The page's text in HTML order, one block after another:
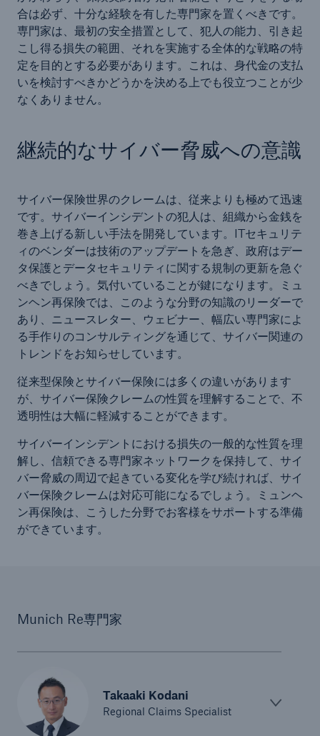
合は必ず、十分な経験を有した専門家を置くべきです。
専門家は、最初の安全措置として、犯人の能力、引き起
こし得る損失の範囲、それを実施する全体的な戦略の特
定を目的とする必要があります。これは、身代金の支払
いを検討すべきかどうかを決める上でも役立つことが少
なくありません。
継続的なサイバー脅威への意識
サイバー保険世界のクレームは、従来よりも極めて迅速
です。サイバーインシデントの犯人は、組織から金銭を
巻き上げる新しい手法を開発しています。ITセキュリテ
ィのベンダーは技術のアップデートを急ぎ、政府はデー
タ保護とデータセキュリティに関する規制の更新を急ぐ
べきでしょう。気付いていることが鍵になります。ミュ
ンヘン再保険では、このような分野の知識のリーダーで
あり、ニュースレター、ウェビナー、幅広い専門家によ
る手作りのコンサルティングを通じて、サイバー関連の
トレンドをお知らせしています。
従来型保険とサイバー保険には多くの違いがあります
が、サイバー保険クレームの性質を理解することで、不
透明性は大幅に軽減することができます。
サイバーインシデントにおける損失の一般的な性質を理
解し、信頼できる専門家ネットワークを保持して、サイ
バー脅威の周辺で起きている変化を学び続ければ、サイ
バー保険クレームは対応可能になるでしょう。ミュンヘ
ン再保険は、こうした分野でお客様をサポートする準備
ができています。
Munich Re専門家
Takaaki Kodani
Regional Claims Specialist